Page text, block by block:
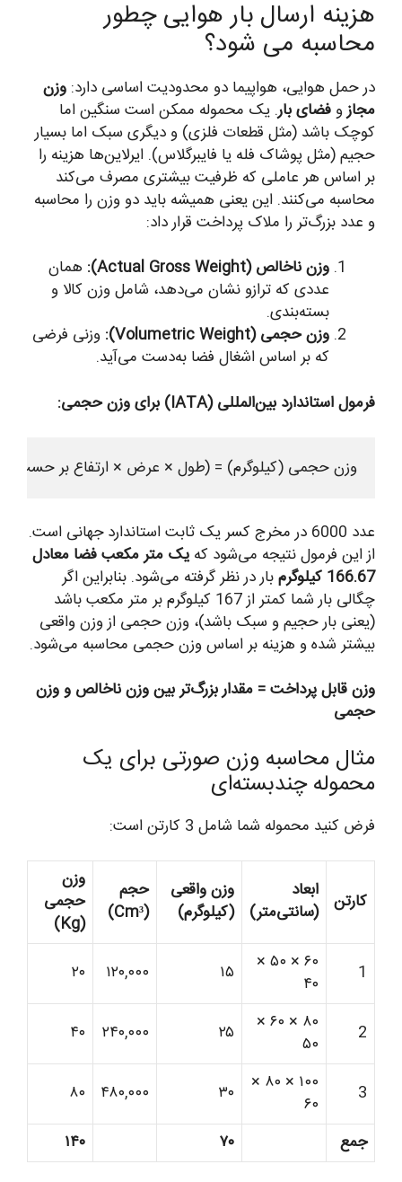
هزینه ارسال بار هوایی چطور
محاسبه می شود؟
در حمل هوایی، هواپیما دو محدودیت اساسی دارد:وزن
مجازوفضای بار. یک محموله ممکن است سنگین اما
کوچک باشد (مثل قطعات فلزی) و دیگری سبک اما بسیار
حجیم (مثل پوشاک فله یا فایبرگلاس). ایرلاین‌ها هزینه را
بر اساس هر عاملی که ظرفیت بیشتری مصرف می‌کند
محاسبه می‌کنند. این یعنی همیشه باید دو وزن را محاسبه
و عدد بزرگ‌تر را ملاک پرداخت قرار داد:
وزن ناخالص (Actual Gross Weight):
همان
عددی که ترازو نشان می‌دهد، شامل وزن کالا و
بسته‌بندی.
وزن حجمی (Volumetric Weight):
وزنی فرضی
که بر اساس اشغال فضا به‌دست می‌آید.
فرمول استاندارد بین‌المللی (IATA) برای وزن حجمی:
وزن حجمی (کیلوگرم) = (طول × عرض × ارتفاع بر حسب سانتی‌متر) ÷ 6000
عدد 6000 در مخرج کسر یک ثابت استاندارد جهانی است.
از این فرمول نتیجه می‌شود کهیک متر مکعب فضا معادل
166.67 کیلوگرم
بار در نظر گرفته می‌شود. بنابراین اگر
چگالی بار شما کمتر از 167 کیلوگرم بر متر مکعب باشد
(یعنی بار حجیم و سبک باشد)، وزن حجمی از وزن واقعی
بیشتر شده و هزینه بر اساس وزن حجمی محاسبه می‌شود.
وزن قابل پرداخت = مقدار بزرگ‌تر بین وزن ناخالص و وزن
حجمی
مثال محاسبه وزن صورتی برای یک
محموله چندبسته‌ای
فرض کنید محموله شما شامل 3 کارتن است:
کارتن
(سانتی‌متر)
وزن واقعی
(کیلوگرم)
حجم
حجمی
(Kg)
۶۰ × ۵۰ ×
۱۵ ۱۲۰,۰۰۰ ۲۰
۸۰ × ۶۰ ×
۲۵ ۲۴۰,۰۰۰ ۴۰
۱۰۰ × ۸۰ ×
۳۰ ۴۸۰,۰۰۰
۸۰
جمع